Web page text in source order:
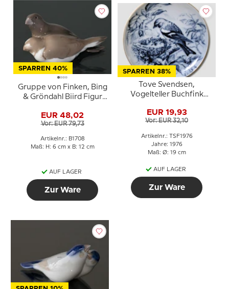
SPARREN 40%
Gruppe von Finken, Bing
& Gröndahl Biird Figur
EUR 48,02
Vor: EUR 79,73
Artikelnr.: B1708
Maß: H: 6 cm x B: 12 cm
AUF LAGER
Zur Ware
SPARREN 38%
Tove Svendsen,
Vogelteller Buchfink
EUR 19,93
Vor: EUR 32,10
Artikelnr.: TSF1976
Jahre: 1976
Maß: Ø: 19 cm
AUF LAGER
Zur Ware